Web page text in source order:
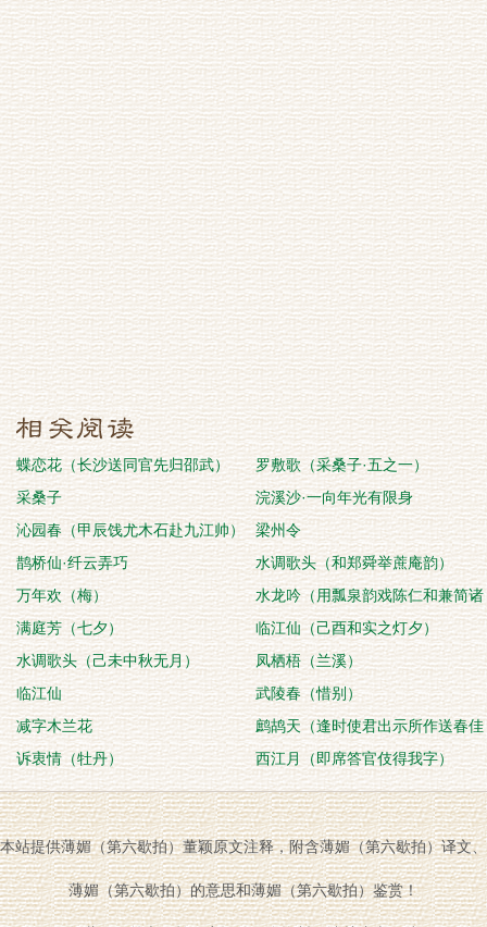
蝶恋花（长沙送同官先归邵武）
罗敷歌（采桑子·五之一）
采桑子
浣溪沙·一向年光有限身
沁园春（甲辰饯尤木石赴九江帅）
梁州令
鹊桥仙·纤云弄巧
水调歌头（和郑舜举蔗庵韵）
万年欢（梅）
水龙吟（用瓢泉韵戏陈仁和兼简诸
葛元亮，且督和
满庭芳（七夕）
临江仙（己酉和实之灯夕）
水调歌头（己未中秋无月）
凤栖梧（兰溪）
临江仙
武陵春（惜别）
减字木兰花
鹧鸪天（逢时使君出示所作送春佳
词，引楚襄事，因
诉衷情（牡丹） 西江月（即席答官伎得我字）
本站提供薄媚（第六歇拍）董颖原文注释，附含薄媚（第六歇拍）译文、
薄媚（第六歇拍）的意思和薄媚（第六歇拍）鉴赏！